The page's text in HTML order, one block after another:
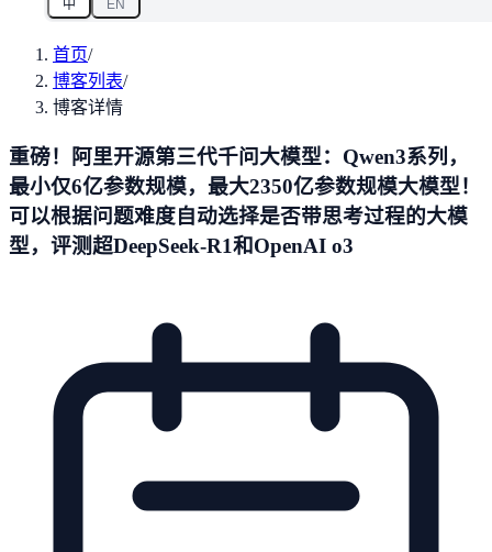
中 EN
首页/
博客列表/
博客详情
重磅！阿里开源第三代千问大模型：Qwen3系列，
最小仅6亿参数规模，最大2350亿参数规模大模型！
可以根据问题难度自动选择是否带思考过程的大模
型，评测超DeepSeek-R1和OpenAI o3